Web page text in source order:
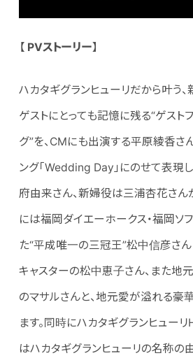
【 PVストーリー】
ハカタギグランヒューリだから叶う
ゲストにとっても記憶に残る“ゲスト
グ”を、CMにも出演する平原綾香さ
ング「Wedding Day」にのせて表現
府由来さん、新婦役は三浦杏花さん
には福岡ダイエーホークス・福岡ソ
た“平成唯一の三冠王”松中信彦さん
キャスターの松中恵子さん、また地
のマサルさんと、地元愛が溢れる豪
ます。同時にハカタギグランヒュー
はハカタギグランヒューリの名称の